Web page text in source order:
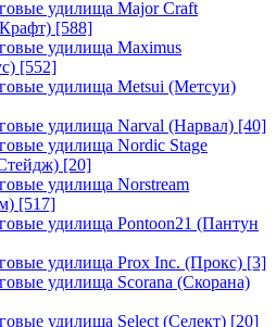
удилища Major Craft
[588]
удилища Maximus
[552]
удилища Metsui (Метсуи)
удилища Narval (Нарвал) [40]
удилища Nordic Stage
[20]
удилища Norstream
[517]
удилища Pontoon21 (Пантун
удилища Prox Inc. (Прокс) [3]
удилища Scorana (Скорана)
удилища Select (Селект) [20]